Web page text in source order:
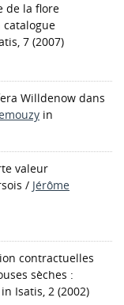
de la flore
7 (2007)
Willdenow dans
in
valeur
/ Jérôme
contractuelles
sèches :
in Isatis, 2 (2002)